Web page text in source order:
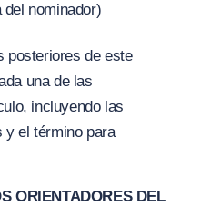
nominador)
posteriores de este
una de las
incluyendo las
y el término para
ORIENTADORES DEL